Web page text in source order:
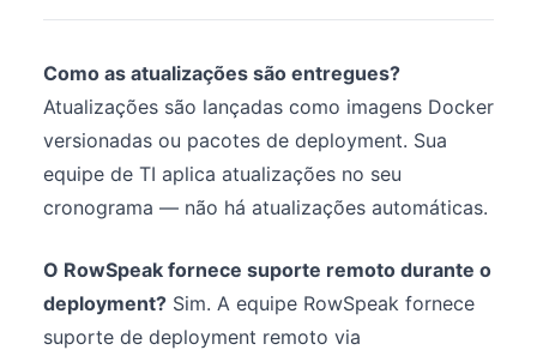
Como as atualizações são entregues?
Atualizações são lançadas como imagens Docker
versionadas ou pacotes de deployment. Sua
equipe de TI aplica atualizações no seu
cronograma — não há atualizações automáticas.
O RowSpeak fornece suporte remoto durante o
deployment? Sim. A equipe RowSpeak fornece
suporte de deployment remoto via